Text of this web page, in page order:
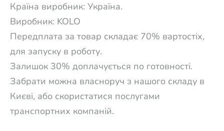
Країна виробник: Україна.
Виробник: KOLO
Передплата за товар складає 70% вартостіх,
для запуску в роботу.
Залишок 30% доплачується по готовності.
Забрати можна власноруч з нашого складу в
Києві, або скористатися послугами
транспортних компаній.